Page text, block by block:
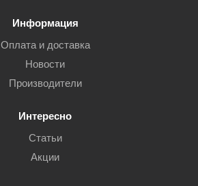
Информация
Оплата и доставка
Новости
Производители
Интересно
Статьи
Акции